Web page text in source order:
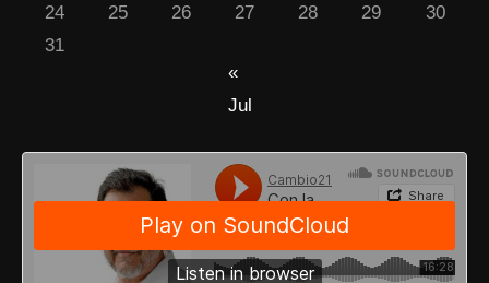
24
25 26 27 28 29
30
31
«
Jul